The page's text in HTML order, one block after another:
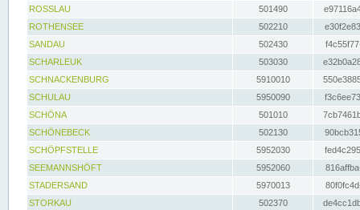
ROSSLAU
501490
ROTHENSEE
502210
SANDAU
502430
SCHARLEUK
503030
SCHNACKENBURG
5910010
SCHULAU
5950090
SCHÖNA
501010
SCHÖNEBECK
502130
SCHÖPFSTELLE
5952030
SEEMANNSHÖFT
5952060
STADERSAND
5970013
STORKAU
502370